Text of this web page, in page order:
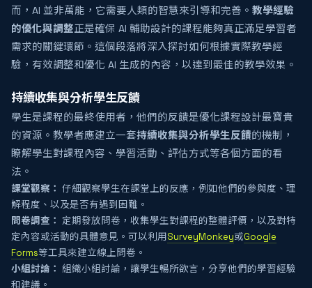
而，AI 並非萬能，它需要人類的智慧來引導和完善。 教學經驗
的優化與調整正是確保 AI 輔助設計的課程能夠真正滿足學習者
需求的關鍵環節。這個段落將深入探討如何根據實際教學經
驗，有效調整和優化 AI 生成的內容，以達到最佳的教學效果。
持續收集與分析學生反饋
學生是課程的最終使用者，他們的反饋是優化課程設計最寶貴
的資源。教學者應建立一套持續收集與分析學生反饋的機制，
瞭解學生對課程內容、學習活動、評估方式等各個方面的看
法。
課堂觀察： 仔細觀察學生在課堂上的反應，例如他們的參與度、理
解程度、以及是否有遇到困難。
問卷調查： 定期發放問卷，收集學生對課程的整體評價，以及對特
定內容或活動的具體意見。可以利用SurveyMonkey或Google
Forms等工具來建立線上問卷。
小組討論： 組織小組討論，讓學生暢所欲言，分享他們的學習經驗
和建議。